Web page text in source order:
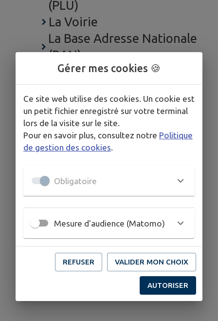
(PLU)
La Voirie
La Base Adresse Nationale
(BAN)
Le Cadastre
Gérer mes cookies 🍪
Ce site web utilise des cookies. Un cookie est
un petit fichier enregistré sur votre terminal
lors de la visite sur le site.
Pour en savoir plus, consultez notre Politique
de gestion des cookies.
Obligatoire
Mesure d'audience (Matomo)
REFUSER VALIDER MON CHOIX
AUTORISER